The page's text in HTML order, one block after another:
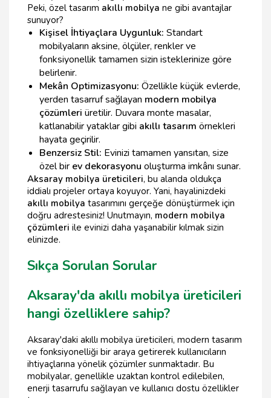
Peki, özel tasarım akıllı mobilya ne gibi avantajlar
sunuyor?
Kişisel İhtiyaçlara Uygunluk: Standart
mobilyaların aksine, ölçüler, renkler ve
fonksiyonellik tamamen sizin isteklerinize göre
belirlenir.
Mekân Optimizasyonu: Özellikle küçük evlerde,
yerden tasarruf sağlayan modern mobilya
çözümleri üretilir. Duvara monte masalar,
katlanabilir yataklar gibi akıllı tasarım örnekleri
hayata geçirilir.
Benzersiz Stil: Evinizi tamamen yansıtan, size
özel bir ev dekorasyonu oluşturma imkânı sunar.
Aksaray mobilya üreticileri, bu alanda oldukça
iddialı projeler ortaya koyuyor. Yani, hayalinizdeki
akıllı mobilya tasarımını gerçeğe dönüştürmek için
doğru adrestesiniz! Unutmayın, modern mobilya
çözümleri ile evinizi daha yaşanabilir kılmak sizin
elinizde.
Sıkça Sorulan Sorular
Aksaray'da akıllı mobilya üreticileri
hangi özelliklere sahip?
Aksaray'daki akıllı mobilya üreticileri, modern tasarım
ve fonksiyonelliği bir araya getirerek kullanıcıların
ihtiyaçlarına yönelik çözümler sunmaktadır. Bu
mobilyalar, genellikle uzaktan kontrol edilebilen,
enerji tasarrufu sağlayan ve kullanıcı dostu özellikler